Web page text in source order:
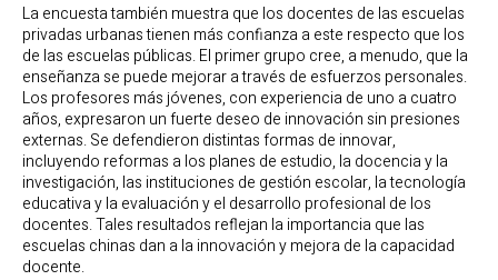
La encuesta también muestra que los docentes de las escuelas
privadas urbanas tienen más confianza a este respecto que los
de las escuelas públicas. El primer grupo cree, a menudo, que la
enseñanza se puede mejorar a través de esfuerzos personales.
Los profesores más jóvenes, con experiencia de uno a cuatro
años, expresaron un fuerte deseo de innovación sin presiones
externas. Se defendieron distintas formas de innovar,
incluyendo reformas a los planes de estudio, la docencia y la
investigación, las instituciones de gestión escolar, la tecnología
educativa y la evaluación y el desarrollo profesional de los
docentes. Tales resultados reflejan la importancia que las
escuelas chinas dan a la innovación y mejora de la capacidad
docente.